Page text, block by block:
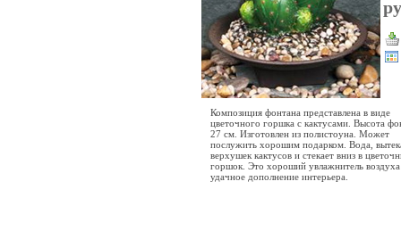
Композиция фонтана представлена в виде
цветочного горшка с кактусами. Высота
27 см. Изготовлен из полистоуна. Может
послужить хорошим подарком. Вода,
верхушек кактусов и стекает вниз в
горшок. Это хороший увлажнитель
удачное дополнение интерьера.